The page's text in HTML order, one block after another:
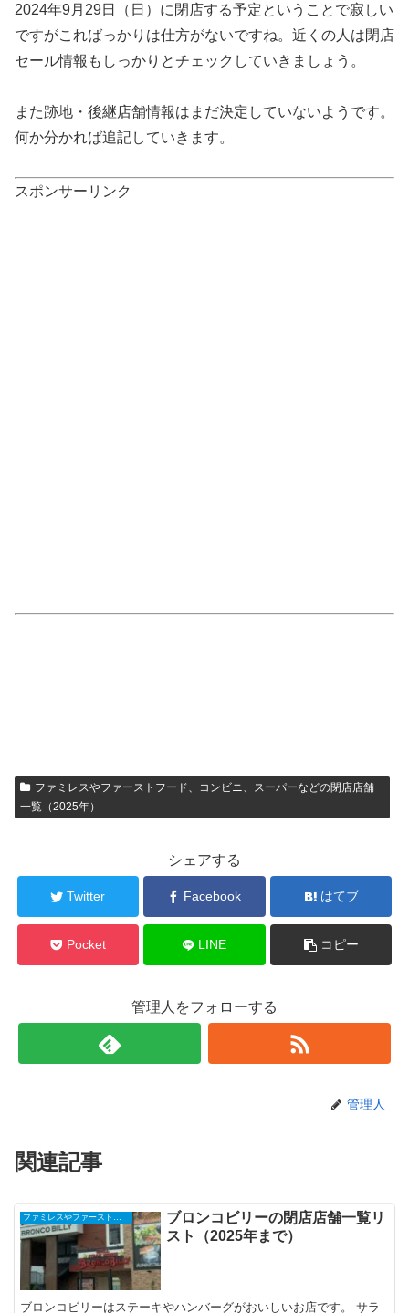
2024年9月29日（日）に閉店する予定ということで寂しい
ですがこればっかりは仕方がないですね。近くの人は閉店
セール情報もしっかりとチェックしていきましょう。
また跡地・後継店舗情報はまだ決定していないようです。
何か分かれば追記していきます。
スポンサーリンク
ファミレスやファーストフード、コンビニ、スーパーなどの閉店店舗
一覧（2025年）
シェアする
Twitter Facebook はてブ
Pocket LINE コピー
管理人をフォローする
管理人
関連記事
ファミレスやファーストフード、コンビニ、スーパーなどの閉店店舗一覧（2025年）
ブロンコビリーの閉店店舗一覧リ
スト（2025年まで）
ブロンコビリーはステーキやハンバーグがおいしいお店です。 サラ